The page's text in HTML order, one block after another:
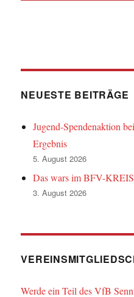
NEUESTE BEITRÄGE
Jugend-Spendenaktion
Ergebnis
5. August 2026
Das wars im BFV-
3. August 2026
Werde ein Teil des VfB